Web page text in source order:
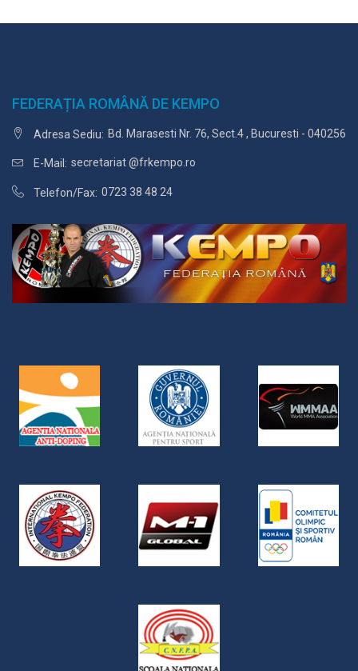
FEDERAȚIA ROMÂNĂ DE KEMPO
Adresa Sediu: Bd. Marasesti Nr. 76, Sect.4 , Bucuresti - 040256
E-Mail: secretariat @frkempo.ro
Telefon/Fax: 0723 38 48 24